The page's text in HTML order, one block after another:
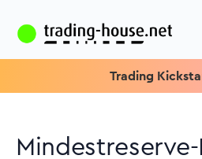
Trading Kickstart:
Mindestreserve-